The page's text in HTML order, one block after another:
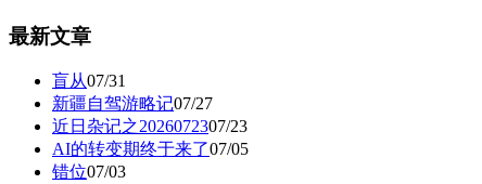
最新文章
盲从07/31
新疆自驾游略记07/27
近日杂记之2026072307/23
AI的转变期终于来了07/05
错位07/03